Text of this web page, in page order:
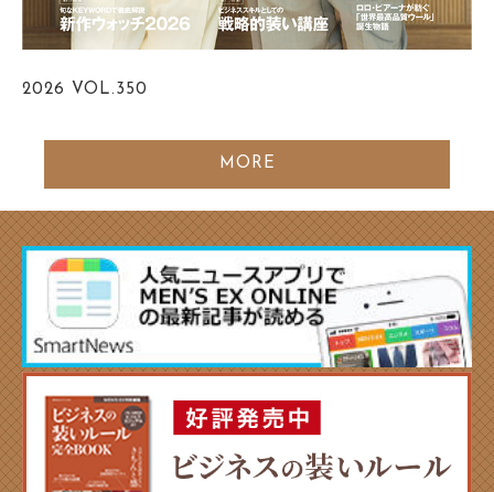
2026 VOL.350
MORE